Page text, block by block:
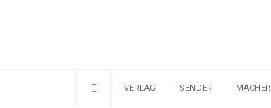
VERLAG SENDER MACHER